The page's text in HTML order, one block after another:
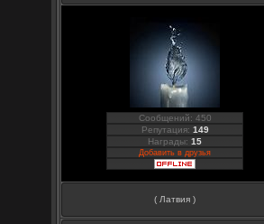
Сообщений: 450
Репутация: 149
Награды:15
Добавить в друзья
( Латвия )